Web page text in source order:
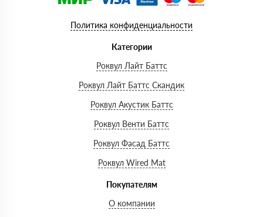
Политика конфиденциальности
Категории
Роквул Лайт Баттс
Роквул Лайт Баттс Скандик
Роквул Акустик Баттс
Роквул Венти Баттс
Роквул Фасад Баттс
Роквул Wired Mat
Покупателям
О компании